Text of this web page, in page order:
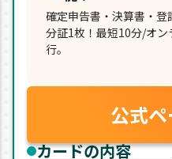
確定申告書・決算書・登
分証1枚！最短10分/オ
行。
公式
カードの内容